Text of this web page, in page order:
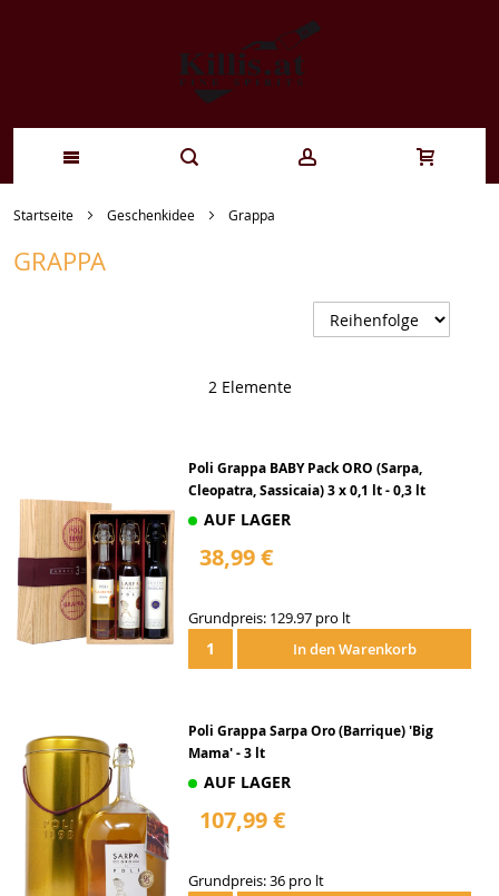
Zum
Inhalt
Startseite Geschenkidee Grappa
GRAPPA
2Elemente
Poli Grappa BABY Pack ORO (Sarpa,
Cleopatra, Sassicaia) 3 x 0,1 lt - 0,3 lt
AUF LAGER
38,99 €
Grundpreis: 129.97 pro lt
In den Warenkorb
Poli Grappa Sarpa Oro (Barrique) 'Big
Mama' - 3 lt
AUF LAGER
107,99 €
Grundpreis: 36 pro lt